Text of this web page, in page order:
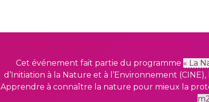
Cet événement fait partie du programme « La
d’Initiation à la Nature et à l’Environnement (CINE),
Apprendre à connaître la nature pour mieux la